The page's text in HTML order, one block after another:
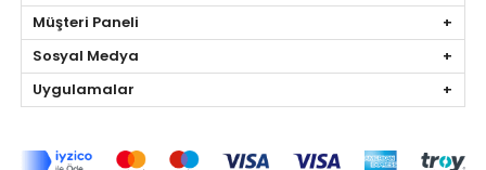
Müşteri Paneli
Sosyal Medya
Uygulamalar